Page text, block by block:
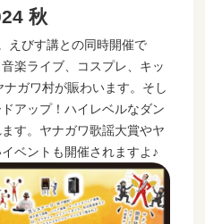
秋
えびす講との同時開催で
楽ライブ、コスプレ、キッ
ガワ村が賑わいます。そし
アップ！ハイレベルなダン
す。ヤナガワ歌謡大賞やヤ
ベントも開催されますよ♪